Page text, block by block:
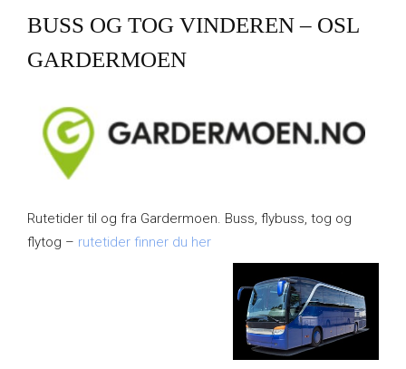
BUSS OG TOG VINDEREN – OSL
GARDERMOEN
Rutetider til og fra Gardermoen. Buss, flybuss, tog og
flytog – rutetider finner du her